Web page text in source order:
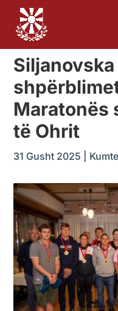
Maratonës
të Ohrit
31 Gusht 2025